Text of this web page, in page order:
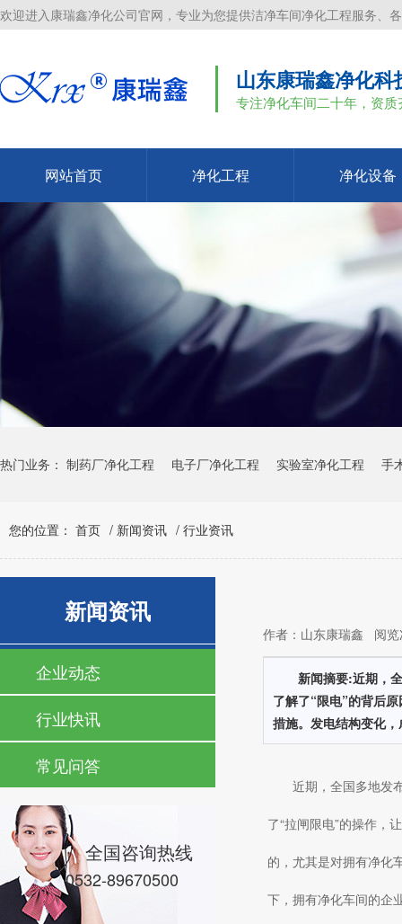
欢迎进入康瑞鑫净化公司官网，专业为您提供洁净车间净化工程服务、
山东康瑞鑫净化科
专注净化车间二十年，资质
网站首页 净化工程 净化设备
热门业务： 制药厂净化工程 电子厂净化工程 实验室净化工程 手
您的位置： 首页 / 新闻资讯 / 行业资讯
新闻资讯
企业动态
行业快讯
常见问答
全国咨询热线
0532-89670500
作者：山东康瑞鑫 阅
新闻摘要:近期，
了解了“限电”的背后
措施。发电结构变化
近期，全国多地发
了“拉闸限电”的操作，
的，尤其是对拥有净化
下，拥有净化车间的企